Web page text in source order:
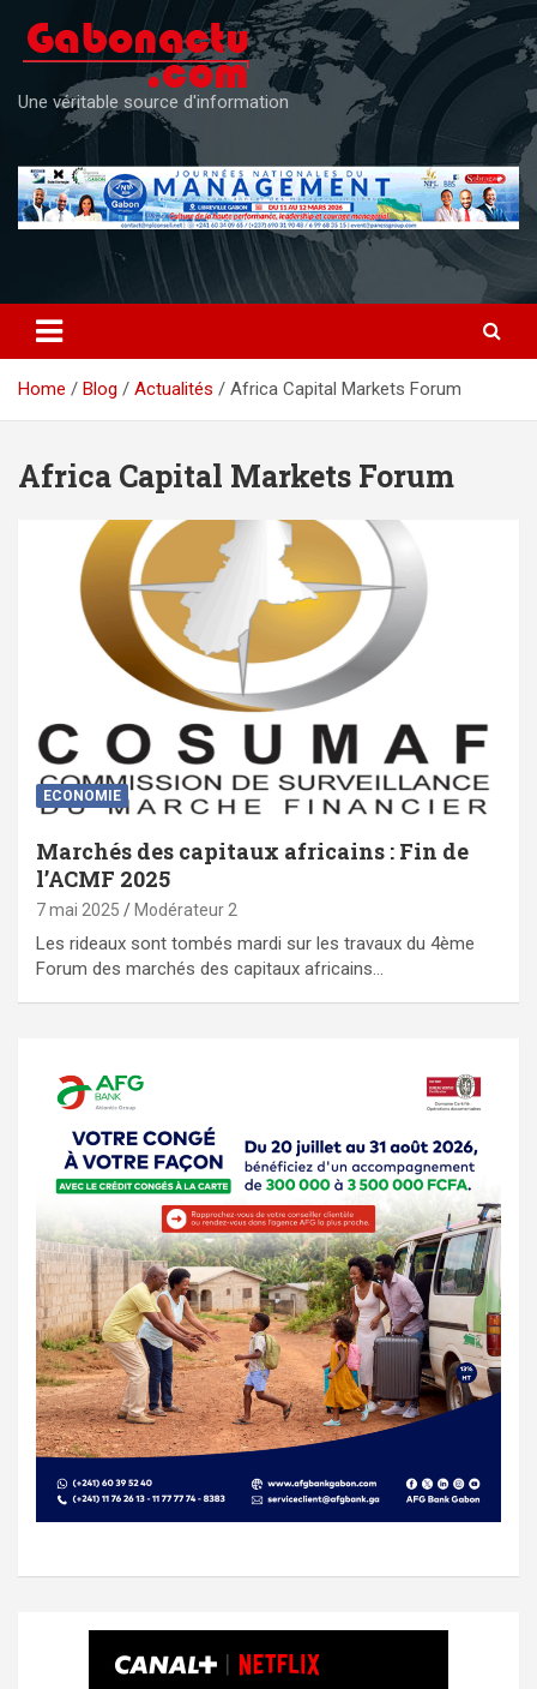
content
Une véritable source d'information
Home Blog Actualités Africa Capital Markets Forum
Africa Capital Markets Forum
ECONOMIE
Marchés des capitaux africains : Fin de
l’ACMF 2025
7 mai 2025 Modérateur 2
Les rideaux sont tombés mardi sur les travaux du 4ème
Forum des marchés des capitaux africains…